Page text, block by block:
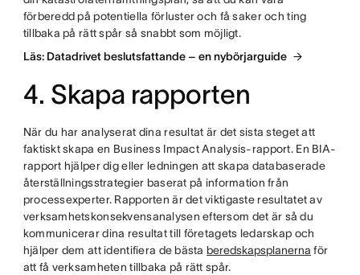
förberedd på potentiella förluster och få saker och ting
tillbaka på rätt spår så snabbt som möjligt.
Läs: Datadrivet beslutsfattande – en nybörjarguide
4. Skapa rapporten
När du har analyserat dina resultat är det sista steget att
faktiskt skapa en Business Impact Analysis-rapport. En BIA-
rapport hjälper dig eller ledningen att skapa databaserade
återställningsstrategier baserat på information från
processexperter. Rapporten är det viktigaste resultatet av
verksamhetskonsekvensanalysen eftersom det är så du
kommunicerar dina resultat till företagets ledarskap och
hjälper dem att identifiera de bästa beredskapsplanerna för
att få verksamheten tillbaka på rätt spår.